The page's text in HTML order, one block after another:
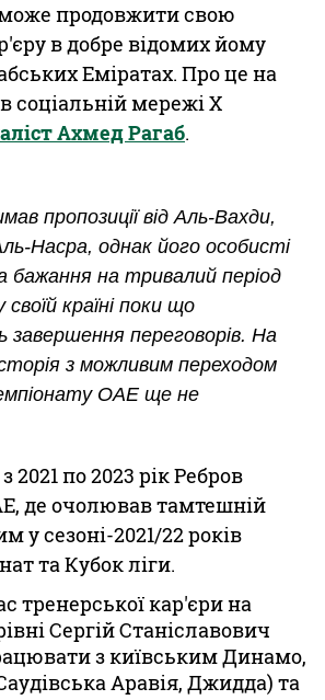
може продовжити свою
в добре відомих йому
Еміратах. Про це на
соціальній мережі X
Ахмед Рагаб.
пропозиції від Аль-Вахди,
Насра, однак його особисті
бажання на тривалий період
країні поки що
завершення переговорів. На
з можливим переходом
ОАЕ ще не
2021 по 2023 рік Ребров
де очолював тамтешній
у сезоні-2021/22 років
та Кубок ліги.
тренерської кар'єри на
Сергій Станіславович
з київським Динамо,
Аравія, Джидда) та